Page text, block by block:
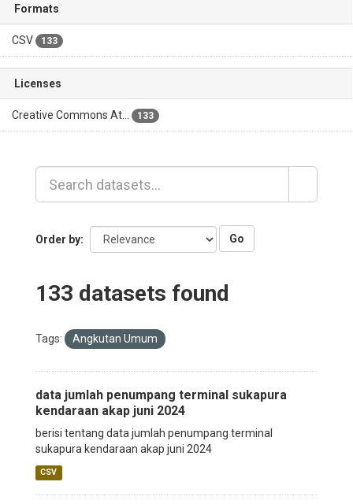
Formats
CSV 133
Licenses
Creative Commons At... 133
Order by Go
133 datasets found
Tags: Angkutan Umum
data jumlah penumpang terminal sukapura
kendaraan akap juni 2024
berisi tentang data jumlah penumpang terminal
sukapura kendaraan akap juni 2024
CSV